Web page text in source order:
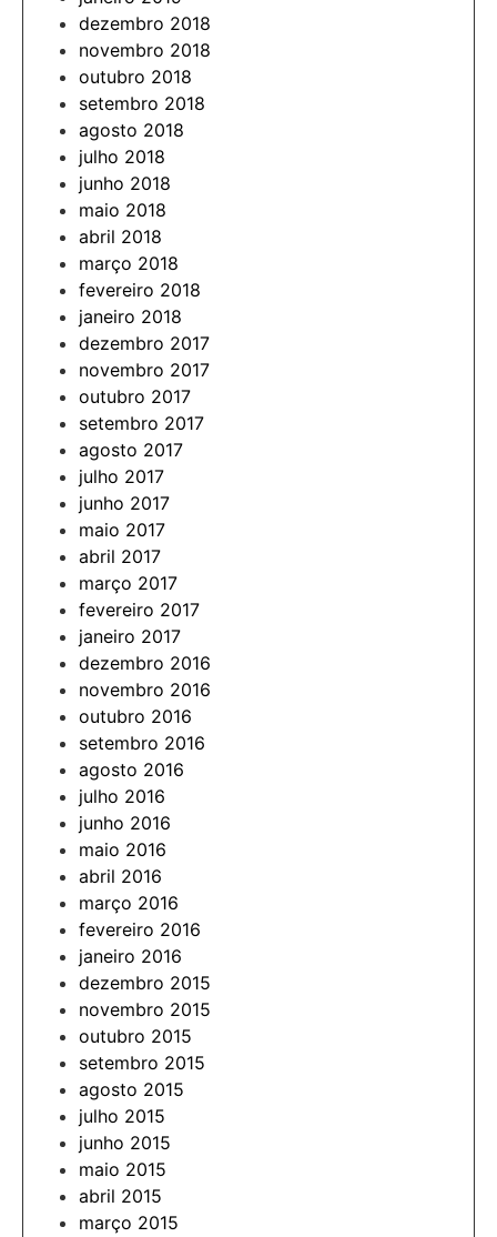
dezembro 2018
novembro 2018
outubro 2018
setembro 2018
agosto 2018
julho 2018
junho 2018
maio 2018
abril 2018
março 2018
fevereiro 2018
janeiro 2018
dezembro 2017
novembro 2017
outubro 2017
setembro 2017
agosto 2017
julho 2017
junho 2017
maio 2017
abril 2017
março 2017
fevereiro 2017
janeiro 2017
dezembro 2016
novembro 2016
outubro 2016
setembro 2016
agosto 2016
julho 2016
junho 2016
maio 2016
abril 2016
março 2016
fevereiro 2016
janeiro 2016
dezembro 2015
novembro 2015
outubro 2015
setembro 2015
agosto 2015
julho 2015
junho 2015
maio 2015
abril 2015
março 2015